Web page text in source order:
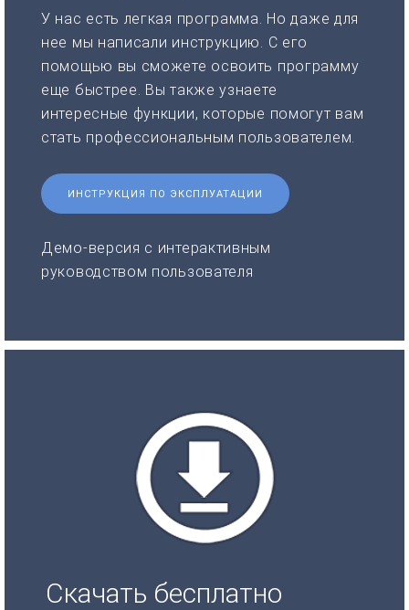
У нас есть легкая программа. Но даже для
нее мы написали инструкцию. С его
помощью вы сможете освоить программу
еще быстрее. Вы также узнаете
интересные функции, которые помогут вам
стать профессиональным пользователем.
ИНСТРУКЦИЯ ПО ЭКСПЛУАТАЦИИ
Демо-версия с интерактивным
руководством пользователя
Скачать бесплатно